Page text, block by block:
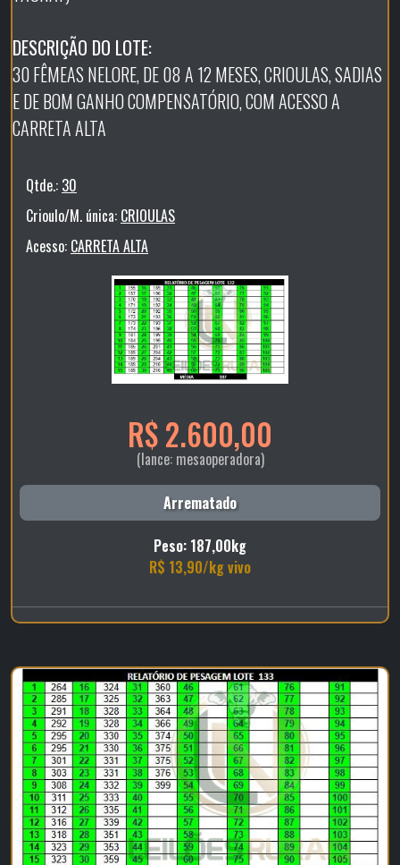
DESCRIÇÃO DO LOTE:
30 FÊMEAS NELORE, DE 08 A 12 MESES, CRIOULAS, SADIAS
E DE BOM GANHO COMPENSATÓRIO, COM ACESSO A
CARRETA ALTA
Qtde.: 30
Crioulo/M. única: CRIOULAS
Acesso: CARRETA ALTA
R$ 2.600,00
(lance: mesaoperadora)
Arrematado
Peso: 187,00kg
R$ 13,90/kg vivo